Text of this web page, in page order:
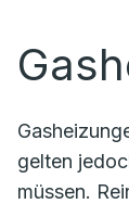
gelten
müssen.